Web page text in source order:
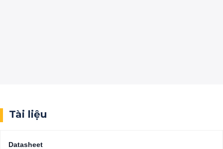
Tài liệu
Datasheet